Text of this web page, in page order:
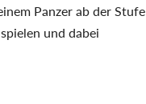
Panzer ab der Stufe
und dabei